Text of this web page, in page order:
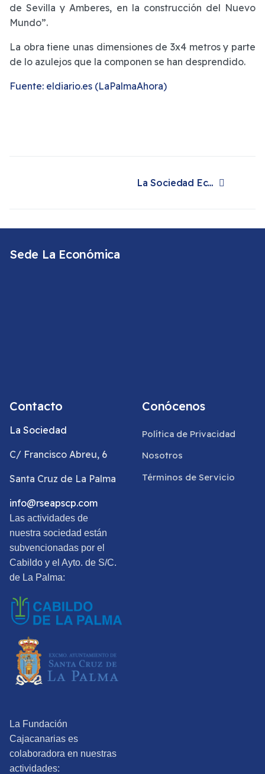
de Sevilla y Amberes, en la construcción del Nuevo
Mundo”.
La obra tiene unas dimensiones de 3x4 metros y parte
de lo azulejos que la componen se han desprendido.
Fuente: eldiario.es (LaPalmaAhora)
Artículo siguiente: La Sociedad Económica reclama otro remolcador para el Puerto de la capital
La Sociedad Económica reclama otro remolcador para el Puerto de la capital
Sede La Económica
Contacto
La Sociedad
C/ Francisco Abreu, 6
Santa Cruz de La Palma
info@rseapscp.com
Conócenos
Política de Privacidad
Nosotros
Términos de Servicio
Las actividades de
nuestra sociedad están
subvencionadas por el
Cabildo y el Ayto. de S/C.
de La Palma:
La Fundación
Cajacanarias es
colaboradora en nuestras
actividades: